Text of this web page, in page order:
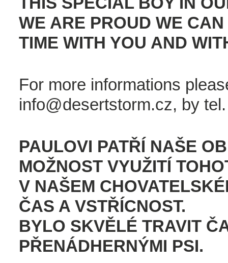
WE ARE PROUD WE
TIME WITH YOU AND
For more informations
info@desertstorm.cz, by
PAULOVI PATŘÍ NAŠE
MOŽNOST VYUŽITÍ
V NAŠEM
ČAS A VSTŘÍCNOST.
BYLO SKVĚLÉ TRAVIT
PŘENÁDHERNÝMI PSI.